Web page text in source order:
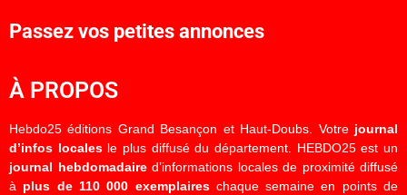
Passez vos petites annonces
À PROPOS
Hebdo25 éditions Grand Besançon et Haut-Doubs. Votre journal
d’infos localesle plus diffusé du département. HEBDO25 est un
journal hebdomadaired’informations locales de proximité diffusé
à plus de 110 000 exemplaireschaque semaine en points de